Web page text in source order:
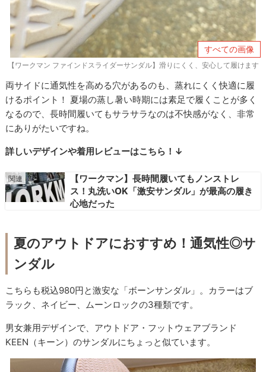
すべての画像
【ワークマン ファインドスライダーサンダル】滑りにくく、安心して履けます
両サイドに通気性を高める穴があるのも、蒸れにくく快適に履
けるポイント！ 夏場の蒸し暑い時期には素足で履くことが多く
なるので、長時間履いてもサラサラなのは不快感がなく、非常
にありがたいですね。
詳しいデザインや着用レビューはこちら！↓
【ワークマン】長時間履いてもノンストレ
ス！丸洗いOK「激安サンダル」が最高の履き
心地だった
夏のアウトドアにおすすめ！通気性◎サ
ンダル
こちらも税込980円と激安な「ボーンサンダル」。カラーはブ
ラック、ネイビー、ムーンロックの3種類です。
男女兼用デザインで、アウトドア・フットウェアブランド
KEEN（キーン）のサンダルにちょっと似ています。